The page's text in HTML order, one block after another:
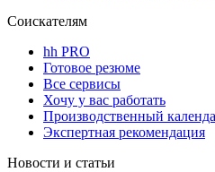
Соискателям
hh PRO
Готовое резюме
Все сервисы
Хочу у вас работать
Производственный
Экспертная рекомендация
Новости и статьи